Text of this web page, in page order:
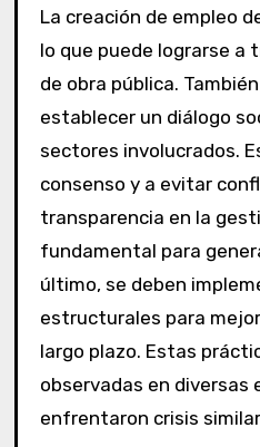
La creación de empleo
lo que puede lograrse a
de obra pública.
establecer un diálogo
sectores involucrados.
consenso y a evitar
transparencia en la
fundamental para
último, se deben
estructurales para
largo plazo. Estas
observadas en diversas
enfrentaron crisis